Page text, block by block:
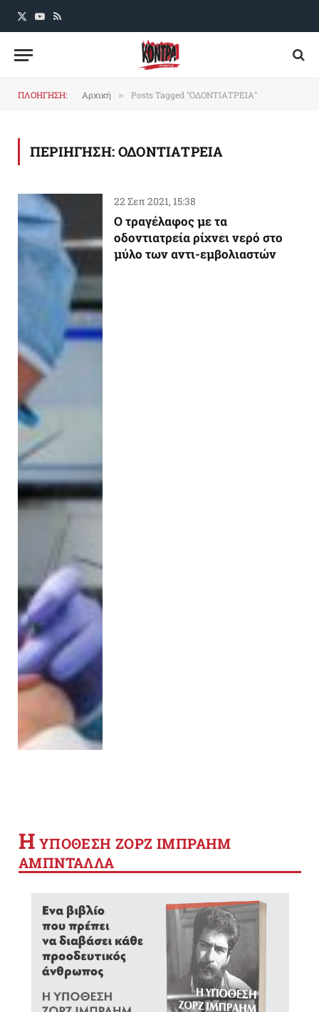
X
YouTube
RSS
ΠΛΟΗΓΗΣΗ: Αρχική » Posts Tagged "ΟΔΟΝΤΙΑΤΡΕΙΑ"
ΠΕΡΙΗΓΗΣΗ:ΟΔΟΝΤΙΑΤΡΕΙΑ
22 Σεπ 2021, 15:38
Ο τραγέλαφος με τα
οδοντιατρεία ρίχνει νερό στο
μύλο των αντι-εμβολιαστών
Η YΠΟΘΕΣΗ ΖΟΡΖ ΙΜΠΡΑΗΜ
ΑΜΠΝΤΑΛΛΑ